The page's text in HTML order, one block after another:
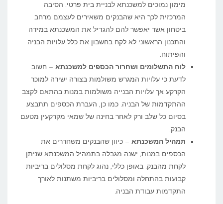
מימון נמוכים למשכנתא לבניית בית פרטי. הסיבה
המרכזית לכך היא שהבנקים משאירים לעצמם מרחב
ביטחון אשר יאפשר להם להגדיל את המשכנתא במידה
והתכנון הראשוני לא לקח בחשבון את כלל עלויות הבניה
והפיתוח.
לוח התשלומים ושחרור הכספים למשכנתא – חשוב
לדעת כי עלויות המגרש משולמות בצורה ישירה למוכר
הקרקע אך עלויות הבנייה משולמות במנות בהתאם לקצב
ההתקדמות של הבניה. כמו כן, העברת הכספים תתבצע
בסיום כל שלב ורק לאחר בחינה של שמאי מקרקעין מטעם
הבנק.
תמהיל המשכנתא – כיוון שהבנקים משחררים את
הכספים במנות, ישנה מגבלה בתמהיל המשכנתא שניתן
לקחת מהבנק. באופן כללי, נהוג לקחת מסלולים בריביות
קבועות בהתחלה ומסלולים בריביות משתנות לאורך
התקדמות עבודת הבניה.